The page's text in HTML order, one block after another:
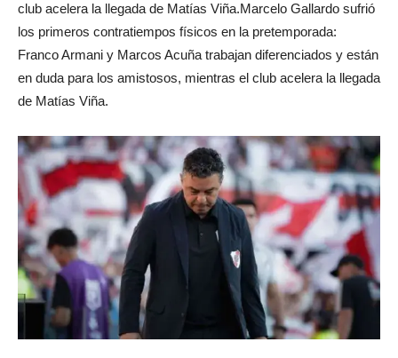
club acelera la llegada de Matías Viña.Marcelo Gallardo sufrió
los primeros contratiempos físicos en la pretemporada:
Franco Armani y Marcos Acuña trabajan diferenciados y están
en duda para los amistosos, mientras el club acelera la llegada
de Matías Viña.